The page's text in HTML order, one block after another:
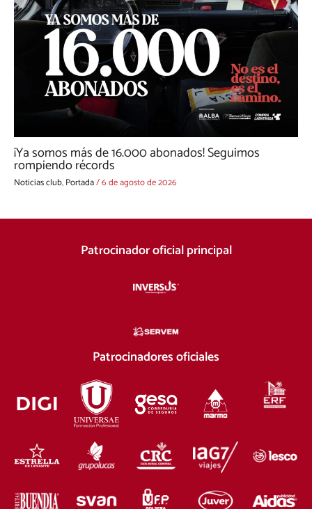
¡Ya somos más de 16.000 abonados! Seguimos
rompiendo récords
Noticias club,Portada/6 de agosto de 2026
Patrocinador oficial principal
Patrocinadores oficiales